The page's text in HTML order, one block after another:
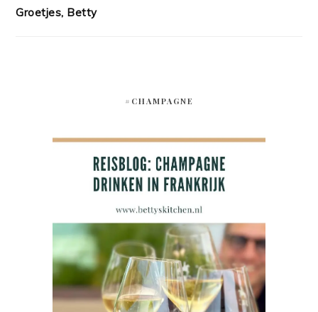
Groetjes, Betty
#CHAMPAGNE